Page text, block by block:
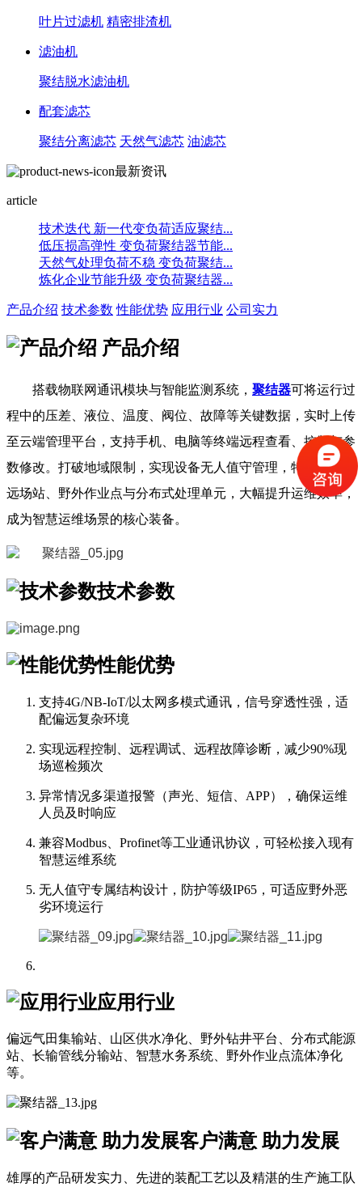
叶片过滤机 精密排渣机
滤油机
聚结脱水滤油机
配套滤芯
聚结分离滤芯 天然气滤芯 油滤芯
最新资讯
article
技术迭代 新一代变负荷适应聚结...
低压损高弹性 变负荷聚结器节能...
天然气处理负荷不稳 变负荷聚结...
炼化企业节能升级 变负荷聚结器...
产品介绍 技术参数 性能优势 应用行业 公司实力
产品介绍
搭载物联网通讯模块与智能监测系统， 聚结器可将运行过
程中的压差、液位、温度、阀位、故障等关键数据，实时上传
至云端管理平台，支持手机、电脑等终端远程查看、控制与参
数修改。打破地域限制，实现设备无人值守管理，特别适合偏
远场站、野外作业点与分布式处理单元，大幅提升运维效率，
成为智慧运维场景的核心装备。
技术参数
性能优势
支持4G/NB-IoT/以太网多模式通讯，信号穿透性强，适
配偏远复杂环境
实现远程控制、远程调试、远程故障诊断，减少90%现
场巡检频次
异常情况多渠道报警（声光、短信、APP），确保运维
人员及时响应
兼容Modbus、Profinet等工业通讯协议，可轻松接入现有
智慧运维系统
无人值守专属结构设计，防护等级IP65，可适应野外恶
劣环境运行
应用行业
偏远气田集输站、山区供水净化、野外钻井平台、分布式能源
站、长输管线分输站、智慧水务系统、野外作业点流体净化
等。
客户满意 助力发展
雄厚的产品研发实力、先进的装配工艺以及精湛的生产施工队